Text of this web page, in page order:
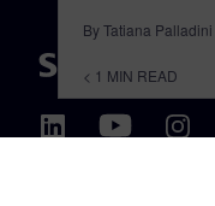
By Tatiana Palladini
< 1 MIN READ